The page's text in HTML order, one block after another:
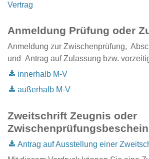
Vertrag
Anmeldung Prüfung oder
Anmeldung zur Zwischenprüfung,
und Antrag auf Zulassung bzw.
innerhalb M-V
außerhalb M-V
Zweitschrift Zeugnis oder
Antrag auf Ausstellung einer